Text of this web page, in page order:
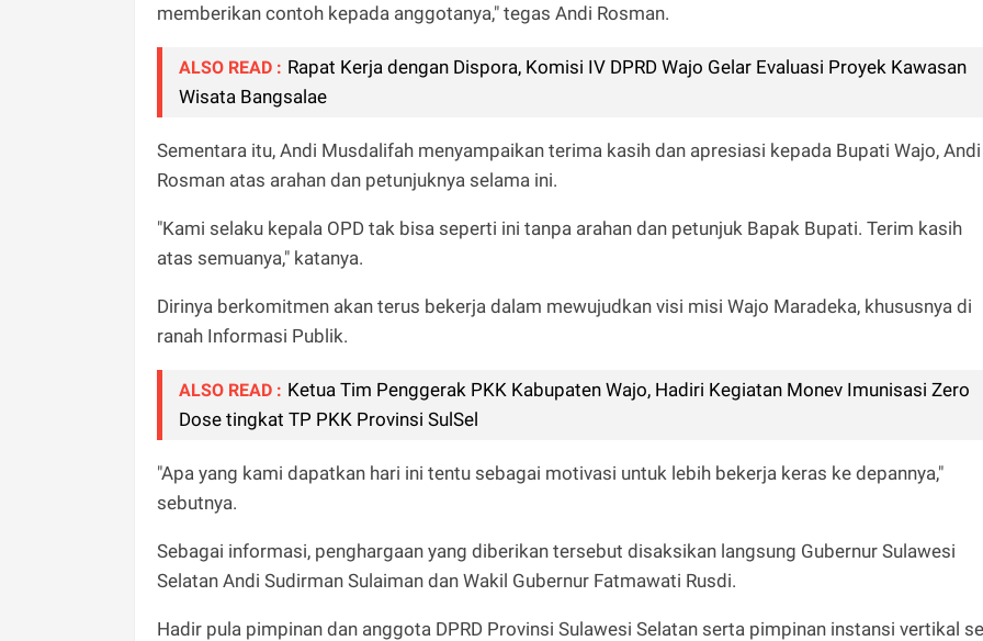
memberikan contoh kepada anggotanya," tegas Andi Rosman.
ALSO READ : Rapat Kerja dengan Dispora, Komisi IV DPRD Wajo Gelar Evaluasi Proyek Kawasan
Wisata Bangsalae
Sementara itu, Andi Musdalifah menyampaikan terima kasih dan apresiasi kepada Bupati Wajo, Andi
Rosman atas arahan dan petunjuknya selama ini.
"Kami selaku kepala OPD tak bisa seperti ini tanpa arahan dan petunjuk Bapak Bupati. Terim kasih
atas semuanya," katanya.
Dirinya berkomitmen akan terus bekerja dalam mewujudkan visi misi Wajo Maradeka, khususnya di
ranah Informasi Publik.
ALSO READ : Ketua Tim Penggerak PKK Kabupaten Wajo, Hadiri Kegiatan Monev Imunisasi Zero
Dose tingkat TP PKK Provinsi SulSel
"Apa yang kami dapatkan hari ini tentu sebagai motivasi untuk lebih bekerja keras ke depannya,"
sebutnya.
Sebagai informasi, penghargaan yang diberikan tersebut disaksikan langsung Gubernur Sulawesi
Selatan Andi Sudirman Sulaiman dan Wakil Gubernur Fatmawati Rusdi.
Hadir pula pimpinan dan anggota DPRD Provinsi Sulawesi Selatan serta pimpinan instansi vertikal se